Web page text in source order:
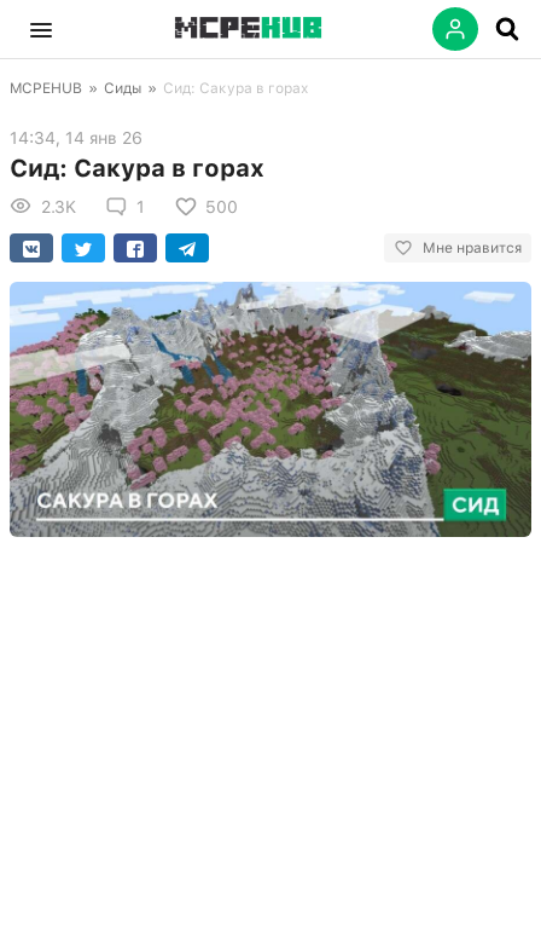
MCPEHUB » Сиды » Сид: Сакура в горах
14:34, 14 янв 26
Сид: Сакура в горах
2.3K 1 500
Мне нравится